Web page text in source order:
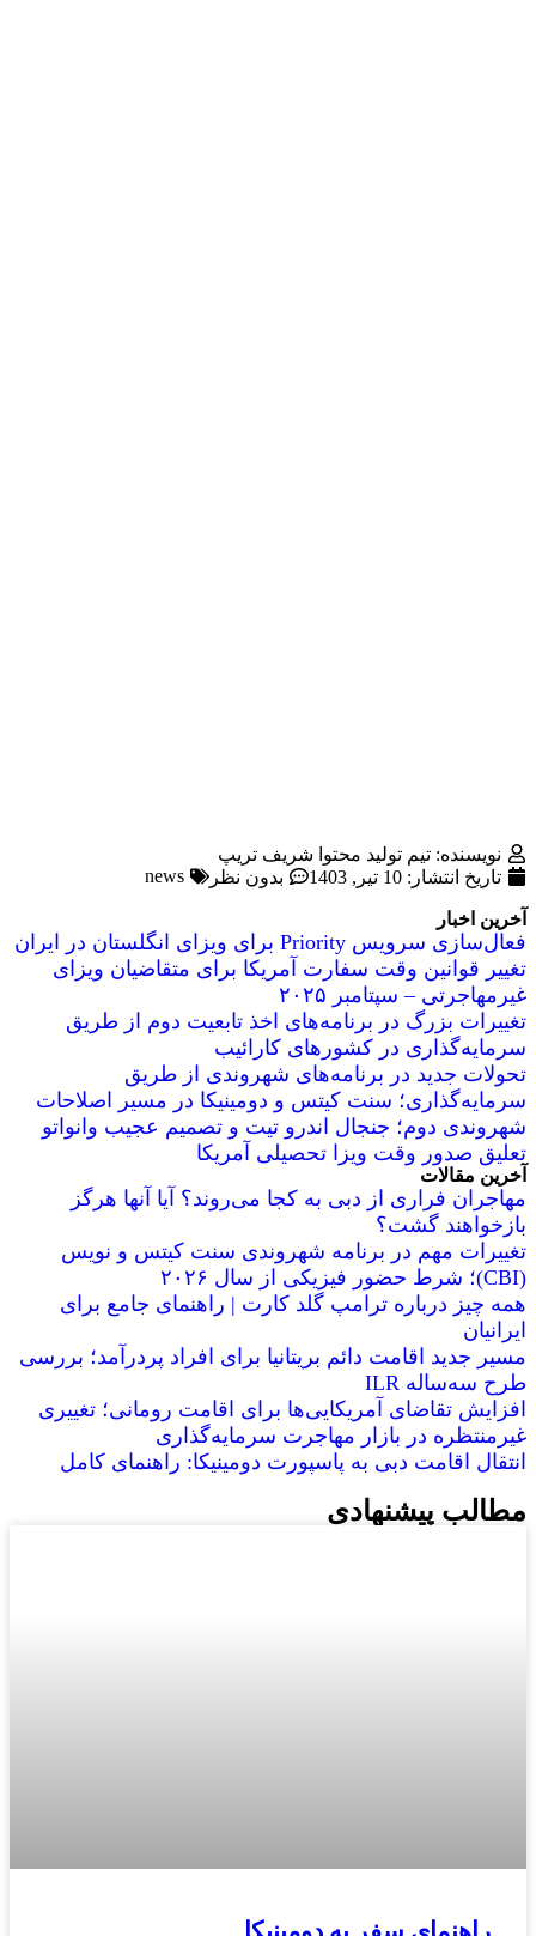
نویسنده: تیم تولید محتوا شریف تریپ
تاریخ انتشار: 10 تیر, 1403 بدون نظر news
آخرین اخبار
فعال‌سازی سرویس Priority برای ویزای انگلستان در ایران
تغییر قوانین وقت سفارت آمریکا برای متقاضیان ویزای
غیرمهاجرتی – سپتامبر ۲۰۲۵
تغییرات بزرگ در برنامه‌های اخذ تابعیت دوم از طریق
سرمایه‌گذاری در کشورهای کارائیب
تحولات جدید در برنامه‌های شهروندی از طریق
سرمایه‌گذاری؛ سنت کیتس و دومینیکا در مسیر اصلاحات
شهروندی دوم؛ جنجال اندرو تیت و تصمیم عجیب وانواتو
تعلیق صدور وقت ویزا تحصیلی آمریکا
آخرین مقالات
مهاجران فراری از دبی به کجا می‌روند؟ آیا آنها هرگز
بازخواهند گشت؟
تغییرات مهم در برنامه شهروندی سنت کیتس و نویس
(CBI)؛ شرط حضور فیزیکی از سال ۲۰۲۶
همه چیز درباره ترامپ گلد کارت | راهنمای جامع برای
ایرانیان
مسیر جدید اقامت دائم بریتانیا برای افراد پردرآمد؛ بررسی
طرح سه‌ساله ILR
افزایش تقاضای آمریکایی‌ها برای اقامت رومانی؛ تغییری
غیرمنتظره در بازار مهاجرت سرمایه‌گذاری
انتقال اقامت دبی به پاسپورت دومینیکا: راهنمای کامل
مطالب پیشنهادی